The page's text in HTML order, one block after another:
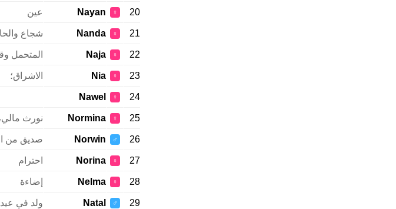
20
♀
Nayan عين
21
♀
Nanda شجاع
22
♀
Naja المتحمل
23
♀
Nia الاشراق؛
24
♀
Nawel
25
♀
Normina نورث
26
♂
Norwin صديق من
27
♀
Norina احترام
28
♀
Nelma إضاءة
29
♂
Natal ولد في عيد